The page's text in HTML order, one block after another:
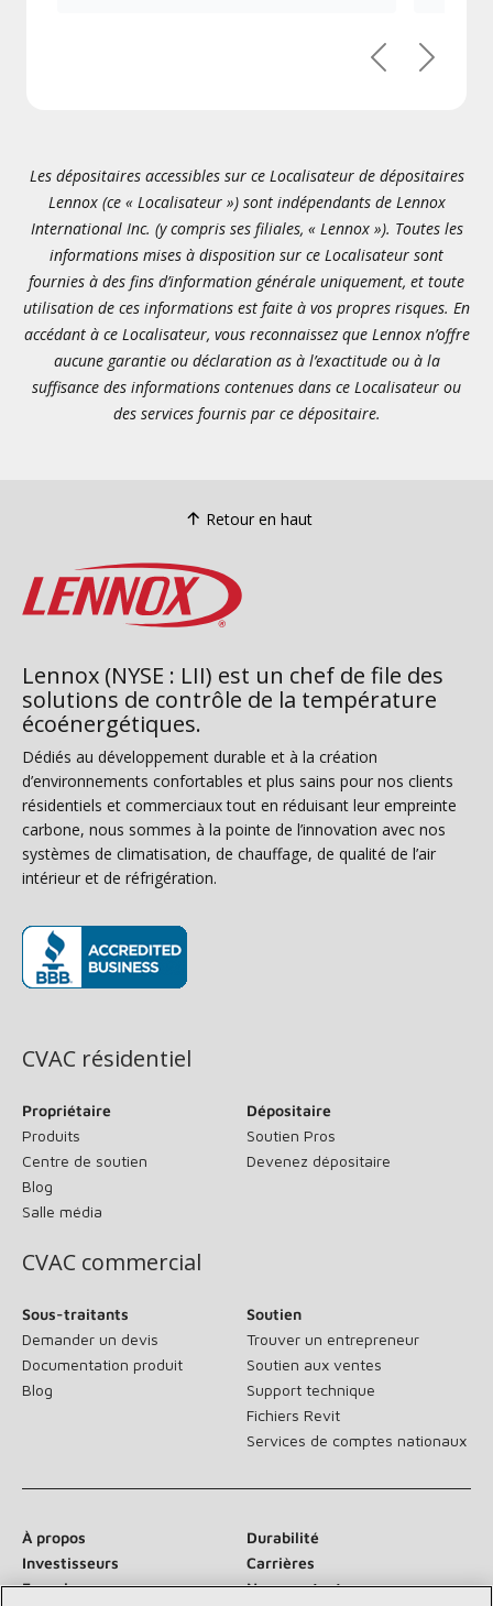
PrécédentSuivant
Les dépositaires accessibles sur ce Localisateur de dépositaires
Lennox (ce « Localisateur ») sont indépendants de Lennox
International Inc. (y compris ses filiales, « Lennox »). Toutes les
informations mises à disposition sur ce Localisateur sont
fournies à des fins d’information générale uniquement, et toute
utilisation de ces informations est faite à vos propres risques. En
accédant à ce Localisateur, vous reconnaissez que Lennox n’offre
aucune garantie ou déclaration as à l’exactitude ou à la
suffisance des informations contenues dans ce Localisateur ou
des services fournis par ce dépositaire.
Retour en haut
Lennox (NYSE : LII) est un chef de file des
solutions de contrôle de la température
écoénergétiques.
Dédiés au développement durable et à la création
d’environnements confortables et plus sains pour nos clients
résidentiels et commerciaux tout en réduisant leur empreinte
carbone, nous sommes à la pointe de l’innovation avec nos
systèmes de climatisation, de chauffage, de qualité de l’air
intérieur et de réfrigération.
CVAC résidentiel
Propriétaire
Produits
Centre de soutien
Blog
Salle média
Dépositaire
Soutien Pros
Devenez dépositaire
CVAC commercial
Sous-traitants
Demander un devis
Documentation produit
Blog
Soutien
Trouver un entrepreneur
Soutien aux ventes
Support technique
Fichiers Revit
Services de comptes nationaux
À propos
Durabilité
Investisseurs
Carrières
Fournisseurs
Nous contacter